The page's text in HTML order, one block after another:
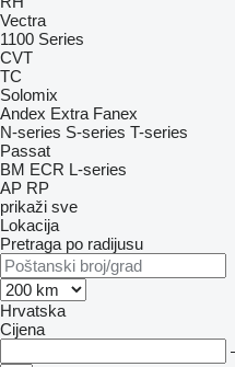
Vectra
1100 Series
CVT
TC
Solomix
Andex Extra Fanex
N-series S-series T-series
Passat
BM ECR L-series
AP RP
prikaži sve
Lokacija
Pretraga po radijusu
Hrvatska
Cijena